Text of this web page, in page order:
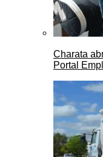
Charata
Portal